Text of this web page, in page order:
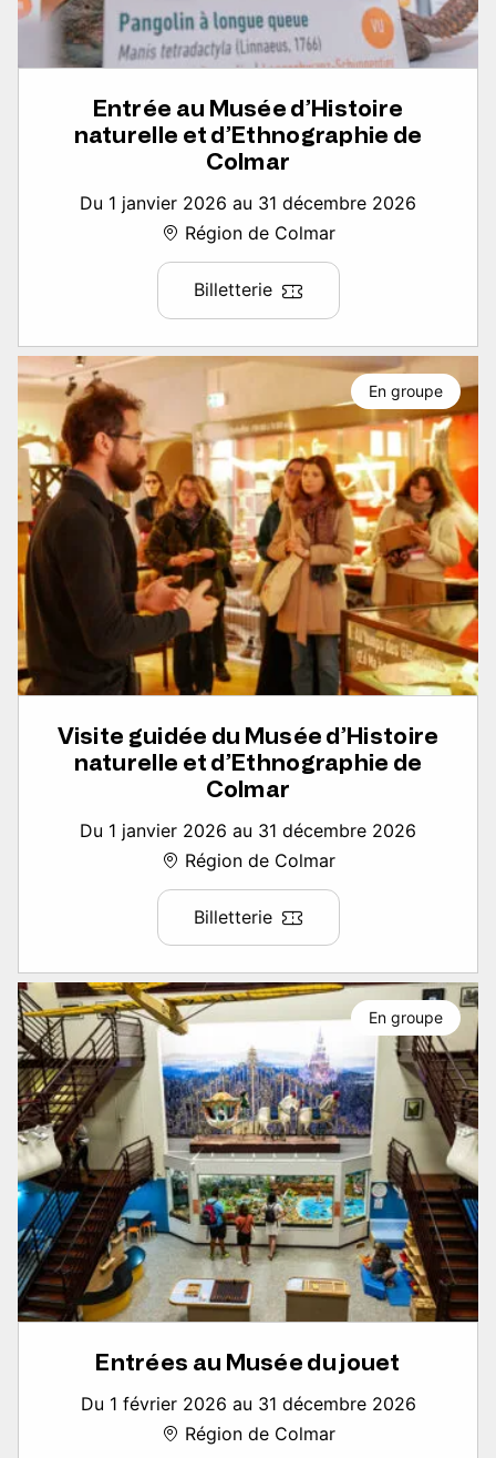
Entrée au Musée d’Histoire
naturelle et d’Ethnographie de
Colmar
Du 1 janvier 2026 au 31 décembre 2026
Région de Colmar
Billetterie
Visite guidée du Musée d’Histoire
naturelle et d’Ethnographie de
Colmar
Du 1 janvier 2026 au 31 décembre 2026
Région de Colmar
Billetterie
En groupe
Entrées au Musée du jouet
Du 1 février 2026 au 31 décembre 2026
Région de Colmar
En groupe